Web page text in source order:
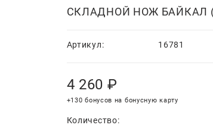
СКЛАДНОЙ НОЖ БАЙКАЛ
Артикул: 16781
4 260 ₽
+130 бонусов на бонусную карту
Количество: